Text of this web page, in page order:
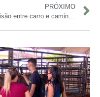
PRÓXIMO
Colisão entre carro e caminhão deixa dois feridos e interdita rodovia